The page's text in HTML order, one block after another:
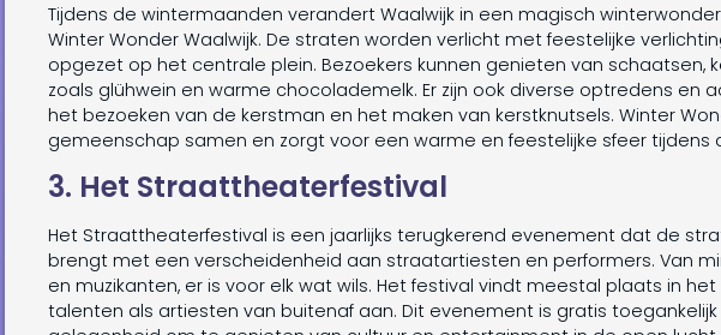
Tijdens de wintermaanden verandert Waalwijk in een magisch
Winter Wonder Waalwijk. De straten worden verlicht met feestelijke
opgezet op het centrale plein. Bezoekers kunnen genieten van schaatsen,
zoals glühwein en warme chocolademelk. Er zijn ook diverse optredens en
het bezoeken van de kerstman en het maken van kerstknutsels. Winter
gemeenschap samen en zorgt voor een warme en feestelijke sfeer tijdens
3. Het Straattheaterfestival
Het Straattheaterfestival is een jaarlijks terugkerend evenement dat de
brengt met een verscheidenheid aan straatartiesten en performers. Van
en muzikanten, er is voor elk wat wils. Het festival vindt meestal plaats in
talenten als artiesten van buitenaf aan. Dit evenement is gratis